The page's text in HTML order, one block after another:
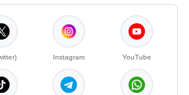
Instagram YouTube